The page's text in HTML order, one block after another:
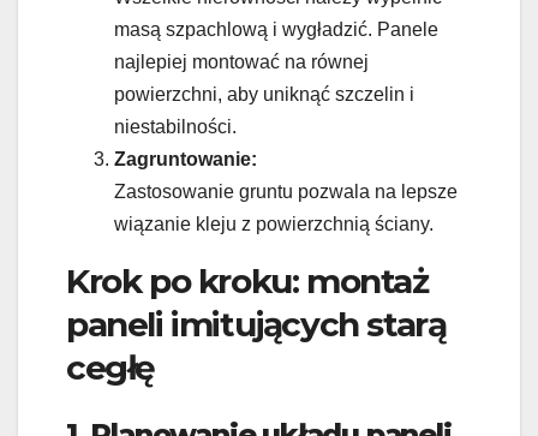
masą szpachlową i wygładzić. Panele
najlepiej montować na równej
powierzchni, aby uniknąć szczelin i
niestabilności.
Zagruntowanie:
Zastosowanie gruntu pozwala na lepsze
wiązanie kleju z powierzchnią ściany.
Krok po kroku: montaż
paneli imitujących starą
cegłę